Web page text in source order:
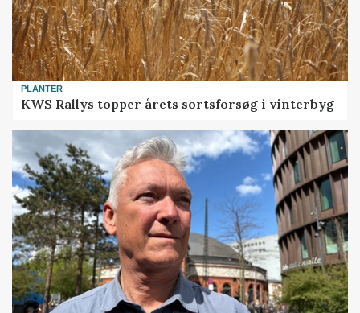
PLANTER
KWS Rallys topper årets sortsforsøg i vinterbyg